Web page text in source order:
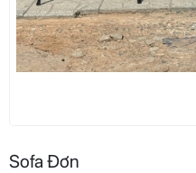
Sofa Đơn